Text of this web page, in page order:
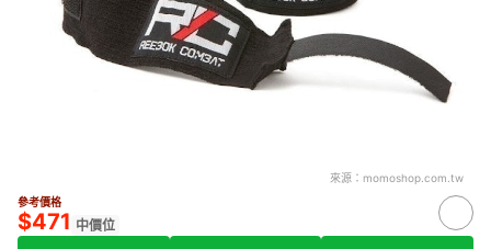
來源： momoshop.com.tw
參考價格
$471 中價位